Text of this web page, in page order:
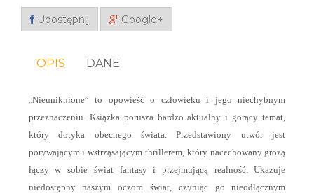
Udostępnij Google+
OPIS DANE
Nieuniknione” to opowieść o człowieku i jego niechybnym
przeznaczeniu. Książka porusza bardzo aktualny i gorący temat,
który dotyka obecnego świata. Przedstawiony utwór jest
porywającym i wstrząsającym thrillerem, który nacechowany grozą
łączy w sobie świat fantasy i przejmującą realność. Ukazuje
niedostępny naszym oczom świat, czyniąc go nieodłącznym